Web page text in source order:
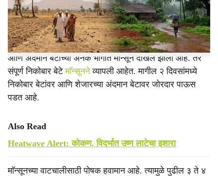
e
आहे. तर काही भागात वागळी पावसाला पोषक हवामान आहे.
माॅन्सूनने आज अंदमानात प्रवेश केला. नैऋत्य अरबी समुद्र, आग्नेय
आणि नैऋत्य बंगालचा उपसागरांच्या काही आणि अंदमान समुद्राचा
आणि अंदमान बेटांच्या अनेक भागात माॅन्सून दाखल झाला आहे. तर
संपूर्ण निकोबार बेटेमाॅन्सूननेव्यापली आहेत. मागील २ दिवसांमध्ये
निकोबार बेटांवर आणि शेजारच्या अंदमान बेटावर जोरदार पाऊस
पडत आहे.
Also Read
Heatwave Alert: कोकण, विदर्भात उष्ण लाटेचा इशारा
माॅन्सूनच्या वाटचालीसाठी पोषक हवामान आहे. त्यामुळे पुढील ३ ते ४